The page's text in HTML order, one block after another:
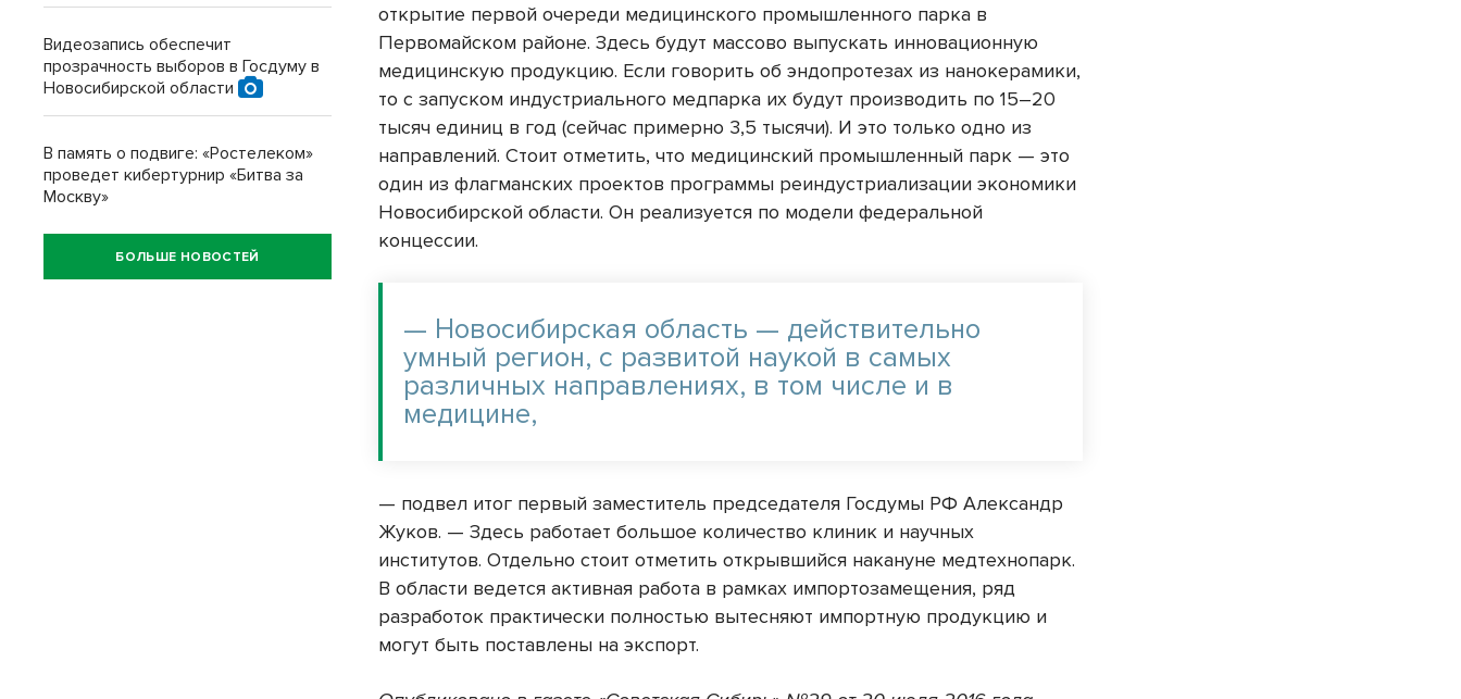
открытие первой очереди медицинского промышленного парка в
Первомайском районе. Здесь будут массово выпускать инновационную
медицинскую продукцию. Если говорить об эндопротезах из нанокерамики,
то с запуском индустриального медпарка их будут производить по 15–20
тысяч единиц в год (сейчас примерно 3,5 тысячи). И это только одно из
направлений. Стоит отметить, что медицинский промышленный парк — это
один из флагманских проектов программы реиндустриализации экономики
Новосибирской области. Он реализуется по модели федеральной
концессии.
— Новосибирская область — действительно
умный регион, с развитой наукой в самых
различных направлениях, в том числе и в
медицине,
— подвел итог первый заместитель председателя Госдумы РФ Александр
Жуков. — Здесь работает большое количество клиник и научных
институтов. Отдельно стоит отметить открывшийся накануне медтехнопарк.
В области ведется активная работа в рамках импортозамещения, ряд
разработок практически полностью вытесняют импортную продукцию и
могут быть поставлены на экспорт.
Видеозапись обеспечит
прозрачность выборов в Госдуму в
Новосибирской области
В память о подвиге: «Ростелеком»
проведет кибертурнир «Битва за
Москву»
БОЛЬШЕ НОВОСТЕЙ